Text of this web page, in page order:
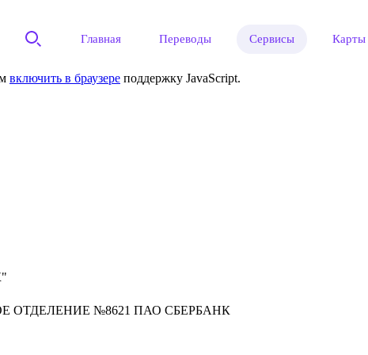
Главная Переводы Сервисы Карты
включить в браузере поддержку JavaScript.
ОТДЕЛЕНИЕ №8621 ПАО СБЕРБАНК